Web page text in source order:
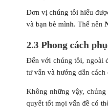
Đơn vị chúng tôi hiểu
và bạn bè mình. Thế nên
2.3 Phong cách
Đến với chúng tôi, ngoài
tư vấn và hướng dẫn cách
Không những vậy,
quyết tốt mọi vấn đề có